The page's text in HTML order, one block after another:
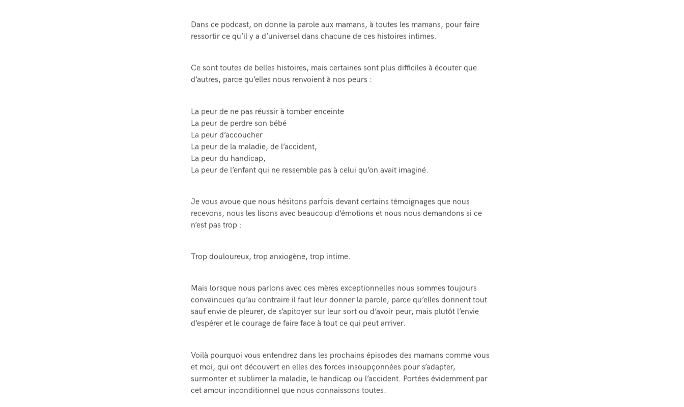
Dans ce podcast, on donne la parole aux mamans, à toutes les mamans, pour faire
ressortir ce qu’il y a d’universel dans chacune de ces histoires intimes.
Ce sont toutes de belles histoires, mais certaines sont plus difficiles à écouter que
d’autres, parce qu’elles nous renvoient à nos peurs :
La peur de ne pas réussir à tomber enceinte
La peur de perdre son bébé
La peur d’accoucher
La peur de la maladie, de l’accident,
La peur du handicap,
La peur de l’enfant qui ne ressemble pas à celui qu’on avait imaginé.
Je vous avoue que nous hésitons parfois devant certains témoignages que nous
recevons, nous les lisons avec beaucoup d’émotions et nous nous demandons si ce
n’est pas trop :
Trop douloureux, trop anxiogène, trop intime.
Mais lorsque nous parlons avec ces mères exceptionnelles nous sommes toujours
convaincues qu’au contraire il faut leur donner la parole, parce qu’elles donnent tout
sauf envie de pleurer, de s’apitoyer sur leur sort ou d’avoir peur, mais plutôt l’envie
d’espérer et le courage de faire face à tout ce qui peut arriver.
Voilà pourquoi vous entendrez dans les prochains épisodes des mamans comme vous
et moi, qui ont découvert en elles des forces insoupçonnées pour s’adapter,
surmonter et sublimer la maladie, le handicap ou l’accident. Portées évidemment par
cet amour inconditionnel que nous connaissons toutes.